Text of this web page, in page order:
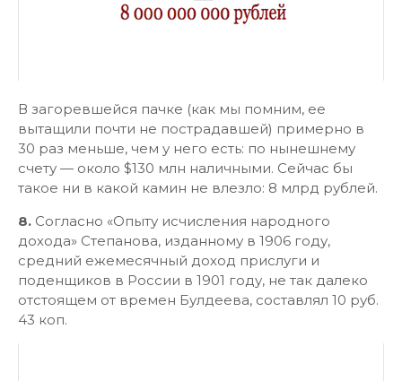
В загоревшейся пачке (как мы помним, ее
вытащили почти не пострадавшей) примерно в
30 раз меньше, чем у него есть: по нынешнему
счету — около $130 млн наличными. Сейчас бы
такое ни в какой камин не влезло: 8 млрд рублей.
8. Согласно «Опыту исчисления народного
дохода» Степанова, изданному в 1906 году,
средний ежемесячный доход прислуги и
поденщиков в России в 1901 году, не так далеко
отстоящем от времен Булдеева, составлял 10 руб.
43 коп.